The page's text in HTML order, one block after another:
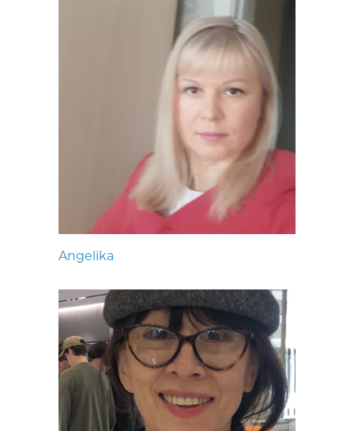
Angelika